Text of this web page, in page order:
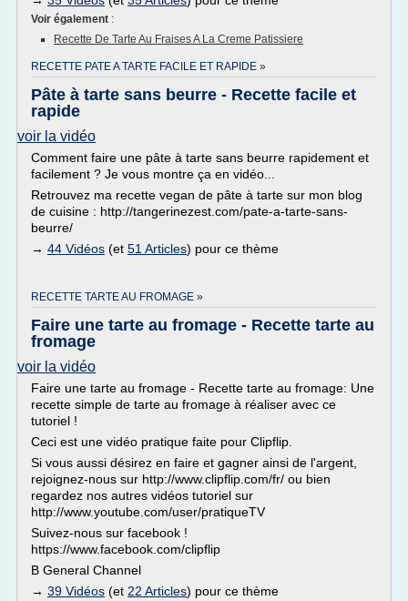
Voir également :
Recette De Tarte Au Fraises A La Creme Patissiere
RECETTE PATE A TARTE FACILE ET RAPIDE »
Pâte à tarte sans beurre - Recette facile et
rapide
voir la vidéo
Comment faire une pâte à tarte sans beurre rapidement et
facilement ? Je vous montre ça en vidéo...
Retrouvez ma recette vegan de pâte à tarte sur mon blog
de cuisine : http://tangerinezest.com/pate-a-tarte-sans-
beurre/
→ 44 Vidéos (et 51 Articles) pour ce thème
RECETTE TARTE AU FROMAGE »
Faire une tarte au fromage - Recette tarte au
fromage
voir la vidéo
Faire une tarte au fromage - Recette tarte au fromage: Une
recette simple de tarte au fromage à réaliser avec ce
tutoriel !
Ceci est une vidéo pratique faite pour Clipflip.
Si vous aussi désirez en faire et gagner ainsi de l'argent,
rejoignez-nous sur http://www.clipflip.com/fr/ ou bien
regardez nos autres vidéos tutoriel sur
http://www.youtube.com/user/pratiqueTV
Suivez-nous sur facebook !
https://www.facebook.com/clipflip
B General Channel
→ 39 Vidéos (et 22 Articles) pour ce thème